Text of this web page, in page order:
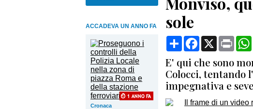
ACCADEVA UN ANNO FA
Cronaca
sole
CondividiFacebook
X Print
E' qui che sono
Colocci, tentando
impegnativa e